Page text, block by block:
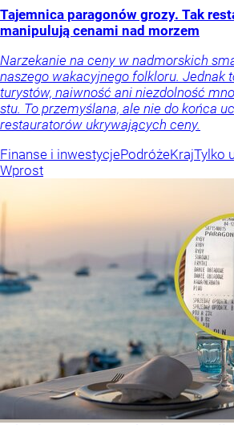
Tajemnica paragonów grozy. Tak
manipulują cenami nad morzem
Narzekanie na ceny w nadmorskich
naszego wakacyjnego folkloru. Jednak
turystów, naiwność ani niezdolność
stu. To przemyślana, ale nie do końca
restauratorów ukrywających ceny.
Finanse i inwestycjePodróżeKrajTylko
Wprost